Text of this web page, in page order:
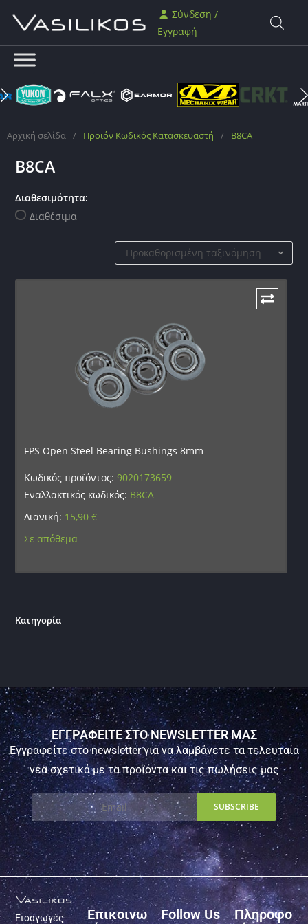
Σύνδεση /
Εγγραφή
Αρχική σελίδα / Προϊόν Κωδικός Κατασκευαστή / B8CA
B8CA
Διαθεσιμότητα:
Διαθέσιμα
Προκαθορισμένη ταξινόμηση
FPS Open Steel Bearing Bushings 8mm
Κωδικός προϊόντος:9020173659
Εναλλακτικός κωδικός: B8CA
Λιανική: 15,90€
Σε απόθεμα
Κατηγορία
ΕΓΓΡΑΦΕΙΤΕ ΣΤΟ NEWSLETTER ΜΑΣ
Εγγραφείτε στο newsletter για να λαμβάνετε τα τελευταία
νέα σχετικά με τα προϊόντα και τις πωλήσεις μας
Εισαγωγές –
Επικοινω
Follow Us
Πληροφο